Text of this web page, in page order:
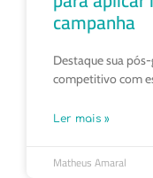
campanha
Destaque sua
competitivo com
Ler mais »
Matheus Amaral